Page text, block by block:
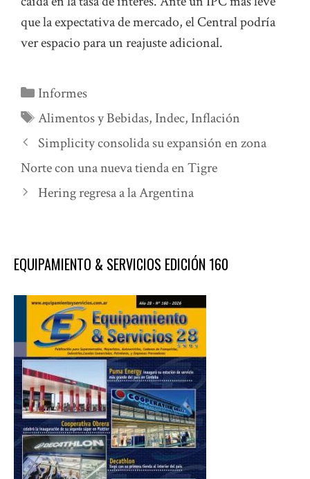
que la expectativa de mercado, el Central podría
ver espacio para un reajuste adicional.
Categorías
Informes
Etiquetas
Alimentos y Bebidas, Indec, Inflación
Simplicity consolida su expansión en zona
Norte con una nueva tienda en Tigre
Hering regresa a la Argentina
EQUIPAMIENTO & SERVICIOS EDICIÓN 160